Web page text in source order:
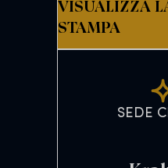
VISUALIZZA
STAMPA
SEDE